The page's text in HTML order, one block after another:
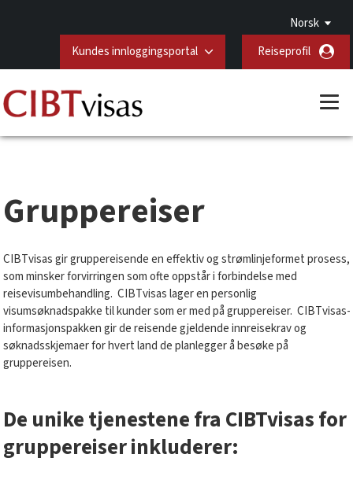
Norsk
Kundes innloggingsportal
Reiseprofil
Gruppereiser
CIBTvisas gir gruppereisende en effektiv og strømlinjeformet prosess,
som minsker forvirringen som ofte oppstår i forbindelse med
reisevisumbehandling. CIBTvisas lager en personlig
visumsøknadspakke til kunder som er med på gruppereiser. CIBTvisas-
informasjonspakken gir de reisende gjeldende innreisekrav og
søknadsskjemaer for hvert land de planlegger å besøke på
gruppereisen.
De unike tjenestene fra CIBTvisas for
gruppereiser inkluderer: